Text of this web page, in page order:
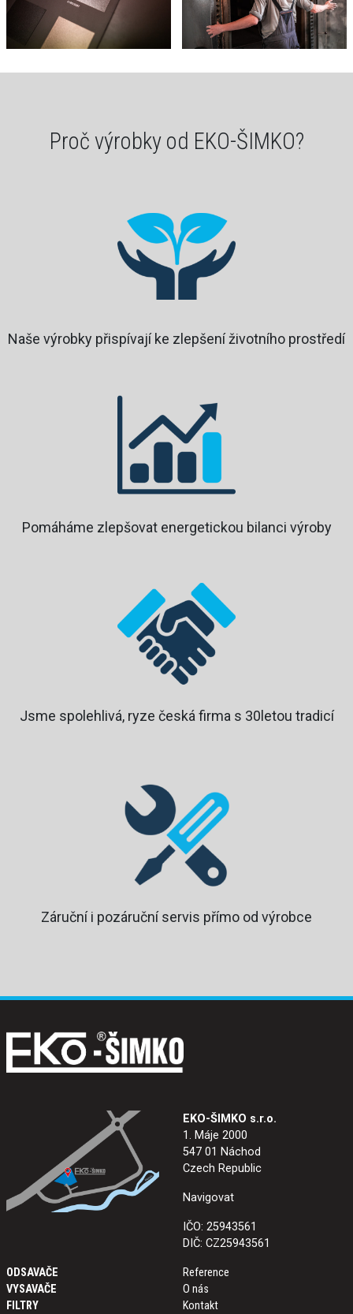
Proč výrobky od EKO-ŠIMKO?
Naše výrobky přispívají ke zlepšení životního prostředí
Pomáháme zlepšovat energetickou bilanci výroby
Jsme spolehlivá, ryze česká firma s 30letou tradicí
Záruční i pozáruční servis přímo od výrobce
EKO-ŠIMKO s.r.o.
1. Máje 2000
547 01 Náchod
Czech Republic
Navigovat
IČO: 25943561
DIČ: CZ25943561
ODSAVAČE
VYSAVAČE
FILTRY
Reference
O nás
Kontakt